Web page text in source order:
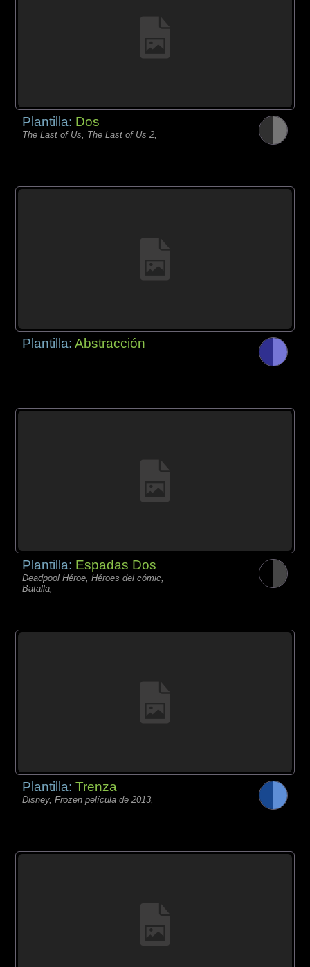
Plantilla: Dos
The Last of Us, The Last of Us 2,
Plantilla:Abstracción
Plantilla: Espadas Dos
Deadpool Héroe, Héroes del cómic,
Batalla,
Plantilla:Trenza
Disney, Frozen película de 2013,